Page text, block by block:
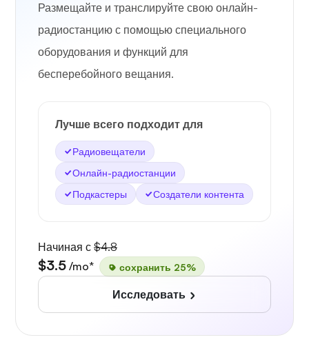
Размещайте и транслируйте свою онлайн-
радиостанцию с помощью специального
оборудования и функций для
бесперебойного вещания.
Лучше всего подходит для
Радиовещатели
Онлайн-радиостанции
Подкастеры
Создатели контента
Начиная с $4.8
$3.5 /mo* сохранить 25%
Исследовать